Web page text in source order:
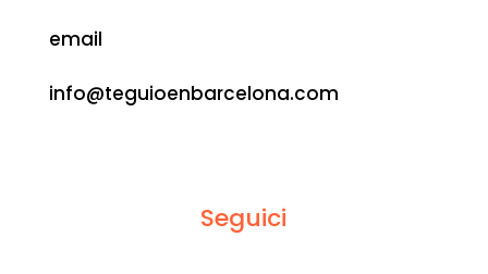
email
info@teguioenbarcelona.com
Seguici